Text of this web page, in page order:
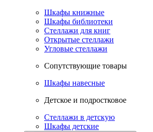
Шкафы книжные
Шкафы библиотеки
Стеллажи для книг
Открытые стеллажи
Угловые стеллажи
Сопутствующие товары
Шкафы навесные
Детское и подростковое
Стеллажи в детскую
Шкафы детские